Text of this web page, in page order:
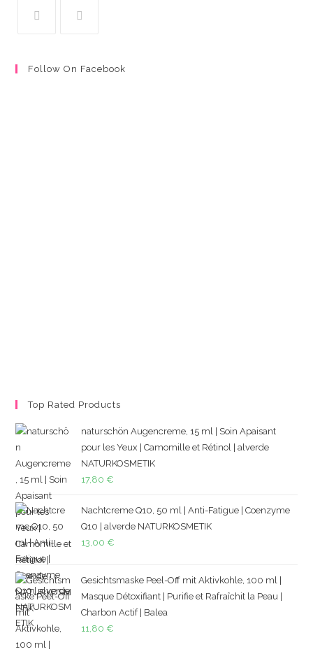
Follow On Facebook
Top Rated Products
naturschön Augencreme, 15 ml | Soin Apaisant
pour les Yeux | Camomille et Rétinol | alverde
NATURKOSMETIK
17,80 €
Nachtcreme Q10, 50 ml | Anti-Fatigue | Coenzyme
Q10 | alverde NATURKOSMETIK
13,00 €
Gesichtsmaske Peel-Off mit Aktivkohle, 100 ml |
Masque Détoxifiant | Purifie et Rafraîchit la Peau |
Charbon Actif | Balea
11,80 €